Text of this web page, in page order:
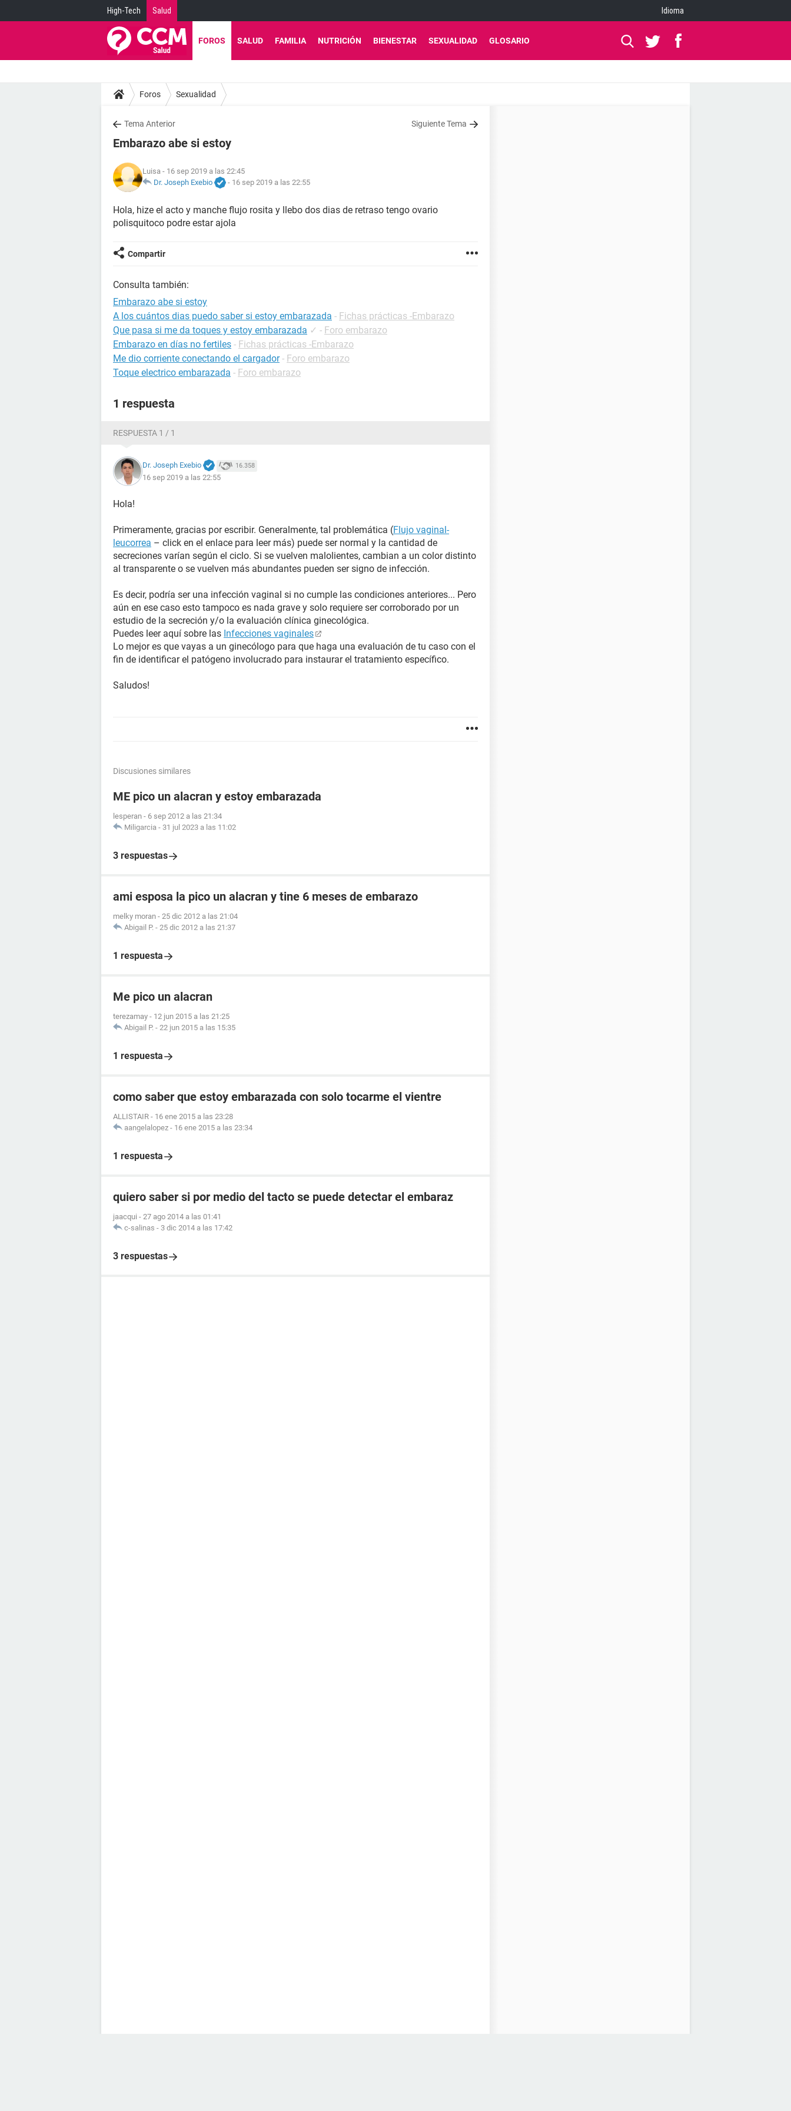
High-Tech Salud Idioma
FOROS SALUD FAMILIA NUTRICIÓN BIENESTAR SEXUALIDAD GLOSARIO
Foros Sexualidad
Tema Anterior Siguiente Tema
Embarazo abe si estoy
Luisa - 16 sep 2019 a las 22:45
Dr. Joseph Exebio
- 16 sep 2019 a las 22:55
Hola, hize el acto y manche flujo rosita y llebo dos dias de retraso tengo ovario
polisquitoco podre estar ajola
Compartir
Consulta también:
Embarazo abe si estoy
A los cuántos dias puedo saber si estoy embarazada - Fichas prácticas -Embarazo
Que pasa si me da toques y estoy embarazada ✓ - Foro embarazo
Embarazo en días no fertiles - Fichas prácticas -Embarazo
Me dio corriente conectando el cargador - Foro embarazo
Toque electrico embarazada - Foro embarazo
1 respuesta
RESPUESTA 1 / 1
Dr. Joseph Exebio 16.358
16 sep 2019 a las 22:55
Hola!
Primeramente, gracias por escribir. Generalmente, tal problemática (Flujo vaginal-
leucorrea – click en el enlace para leer más) puede ser normal y la cantidad de
secreciones varían según el ciclo. Si se vuelven malolientes, cambian a un color distinto
al transparente o se vuelven más abundantes pueden ser signo de infección.
Es decir, podría ser una infección vaginal si no cumple las condiciones anteriores... Pero
aún en ese caso esto tampoco es nada grave y solo requiere ser corroborado por un
estudio de la secreción y/o la evaluación clínica ginecológica.
Puedes leer aquí sobre las Infecciones vaginales
Lo mejor es que vayas a un ginecólogo para que haga una evaluación de tu caso con el
fin de identificar el patógeno involucrado para instaurar el tratamiento específico.
Saludos!
Discusiones similares
ME pico un alacran y estoy embarazada
lesperan - 6 sep 2012 a las 21:34
Miligarcia - 31 jul 2023 a las 11:02
3 respuestas
ami esposa la pico un alacran y tine 6 meses de embarazo
melky moran - 25 dic 2012 a las 21:04
Abigail P. - 25 dic 2012 a las 21:37
1 respuesta
Me pico un alacran
terezamay - 12 jun 2015 a las 21:25
Abigail P. - 22 jun 2015 a las 15:35
1 respuesta
como saber que estoy embarazada con solo tocarme el vientre
ALLISTAIR - 16 ene 2015 a las 23:28
aangelalopez - 16 ene 2015 a las 23:34
1 respuesta
quiero saber si por medio del tacto se puede detectar el embaraz
jaacqui - 27 ago 2014 a las 01:41
c-salinas - 3 dic 2014 a las 17:42
3 respuestas